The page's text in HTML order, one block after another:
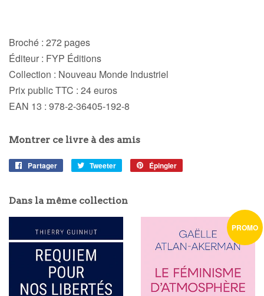
Broché : 272 pages
Éditeur : FYP Éditions
Collection : Nouveau Monde Industriel
Prix public TTC : 24 euros
EAN 13 : 978-2-36405-192-8
Montrer ce livre à des amis
Partager
PartagerTweeter
Tweeter
Épingler
Dans la même collection
PROMO